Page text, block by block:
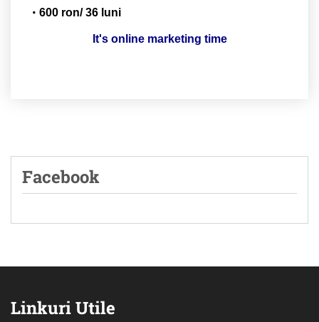
600 ron/ 36 luni
It's online marketing time
Facebook
Linkuri Utile